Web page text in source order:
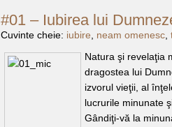
#01 – Iubirea lui
Cuvinte cheie: iubire neam omenesc,
Natura şi revelaţia
dragostea lui
izvorul vieţii, al
lucrurile minunate
Gândiţi-vă la